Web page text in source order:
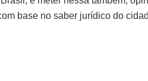
base no saber jurídico do